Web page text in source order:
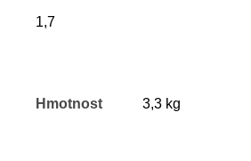
1,7
Hmotnost 3,3 kg